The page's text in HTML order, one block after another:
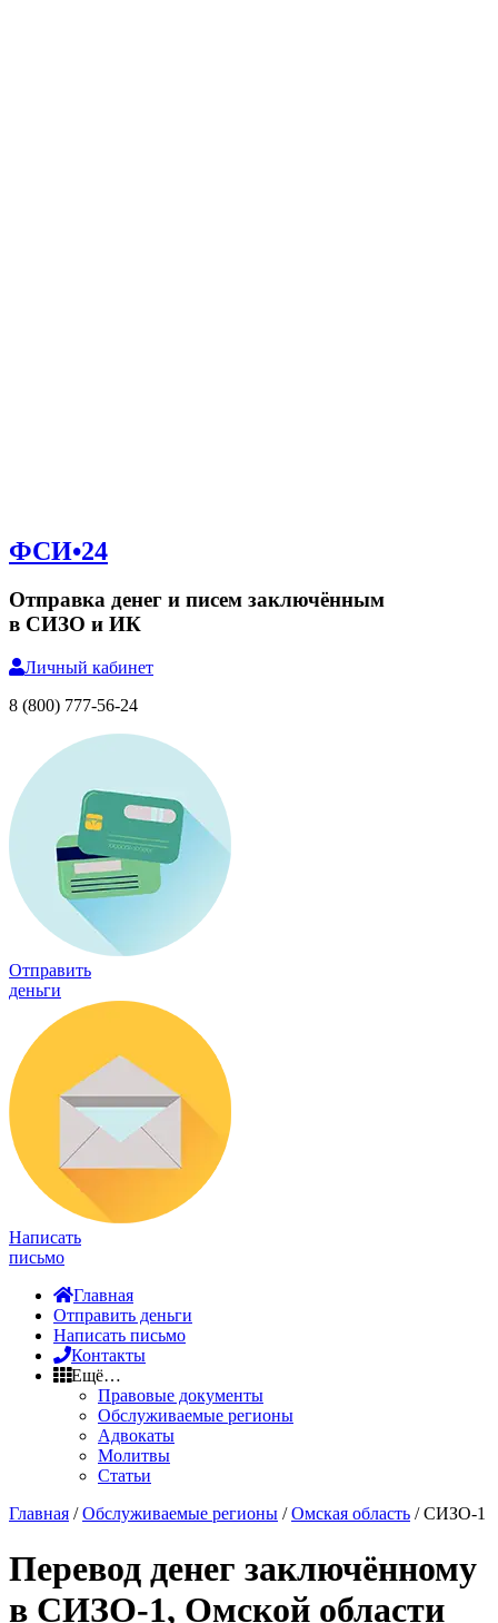
ФСИ•24
Отправка денег и писем заключённым
в СИЗО и ИК
Личный кабинет
8 (800) 777-56-24
Отправить
деньги
Написать
письмо
Главная
Отправить деньги
Написать письмо
Контакты
Ещё…
Правовые документы
Обслуживаемые регионы
Адвокаты
Молитвы
Статьи
Главная /Обслуживаемые регионы /Омская область / СИЗО-1
Перевод денег заключённому
в СИЗО-1, Омской области